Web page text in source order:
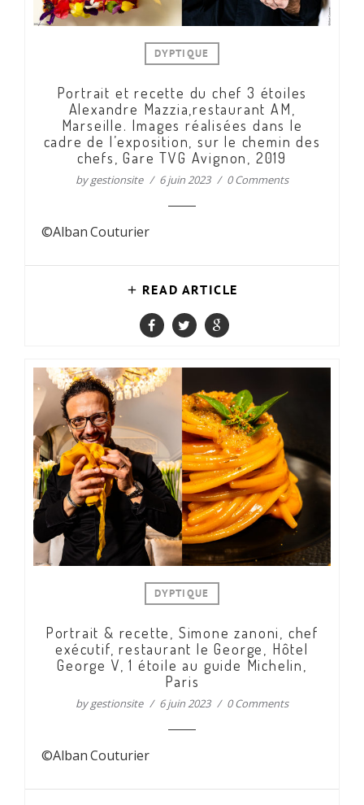
DYPTIQUE
Portrait et recette du chef 3 étoiles
Alexandre Mazzia,restaurant AM,
Marseille. Images réalisées dans le
cadre de l’exposition, sur le chemin des
chefs, Gare TVG Avignon, 2019
bygestionsite 6 juin 2023 0 Comments
©Alban Couturier
READ ARTICLE
DYPTIQUE
Portrait & recette, Simone zanoni, chef
exécutif, restaurant le George, Hôtel
George V, 1 étoile au guide Michelin,
Paris
bygestionsite 6 juin 2023 0 Comments
©Alban Couturier